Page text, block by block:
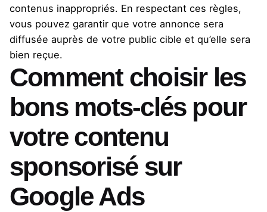
contenus inappropriés. En respectant ces règles,
vous pouvez garantir que votre annonce sera
diffusée auprès de votre public cible et qu’elle sera
bien reçue.
Comment choisir les
bons mots-clés pour
votre contenu
sponsorisé sur
Google Ads